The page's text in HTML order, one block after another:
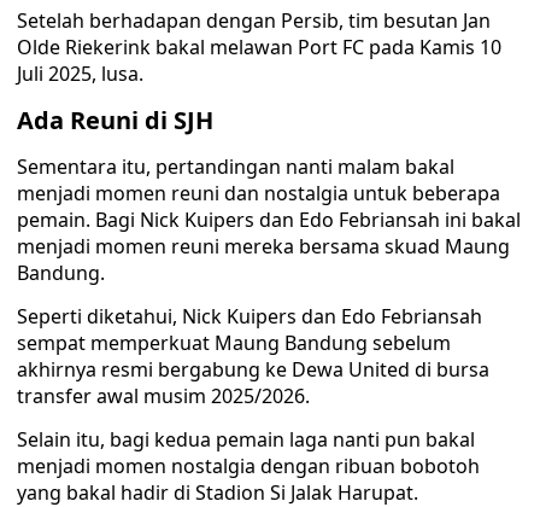
Setelah berhadapan dengan Persib, tim besutan Jan
Olde Riekerink bakal melawan Port FC pada Kamis 10
Juli 2025, lusa.
Ada Reuni di SJH
Sementara itu, pertandingan nanti malam bakal
menjadi momen reuni dan nostalgia untuk beberapa
pemain. Bagi Nick Kuipers dan Edo Febriansah ini bakal
menjadi momen reuni mereka bersama skuad Maung
Bandung.
Seperti diketahui, Nick Kuipers dan Edo Febriansah
sempat memperkuat Maung Bandung sebelum
akhirnya resmi bergabung ke Dewa United di bursa
transfer awal musim 2025/2026.
Selain itu, bagi kedua pemain laga nanti pun bakal
menjadi momen nostalgia dengan ribuan bobotoh
yang bakal hadir di Stadion Si Jalak Harupat.